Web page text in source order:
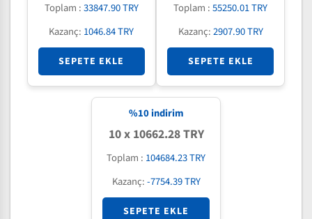
Toplam :33847.90 TRY
Kazanç: 1046.84 TRY
SEPETE EKLE
Toplam :55250.01 TRY
Kazanç:2907.90 TRY
SEPETE EKLE
%10indirim
10 x 10662.28 TRY
Toplam : 104684.23 TRY
Kazanç:-7754.39 TRY
SEPETE EKLE